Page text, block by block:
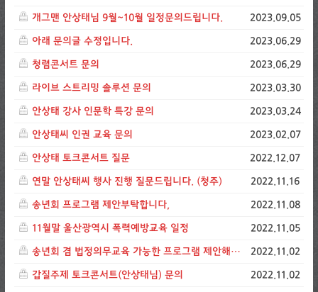
개그맨 안상태님 9월~10월 일정문의드립니다. 2023.09.05
아래 문의글 수정입니다. 2023.06.29
청렴콘서트 문의 2023.06.29
라이브 스트리밍 솔루션 문의 2023.03.30
안상태 강사 인문학 특강 문의 2023.03.24
안상태씨 인권 교육 문의 2023.02.07
안상태 토크콘서트 질문 2022.12.07
연말 안상태씨 행사 진행 질문드립니다. (청주) 2022.11.16
송년회 프로그램 제안부탁합니다, 2022.11.08
11월말 울산광역시 폭력예방교육 일정 2022.11.05
송년회 겸 법정의무교육 가능한 프로그램 제안해주세요 2022.11.02
갑질주제 토크콘서트(안상태님) 문의 2022.11.02